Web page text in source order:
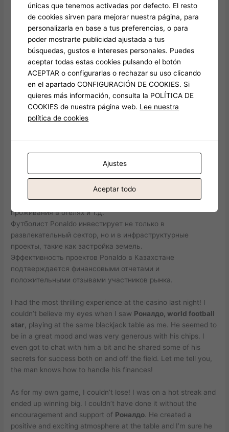
Как умножить капитал: бизнес-проекты Роnalдо и их
эффективность
В Казахстане появились бизнес-проекты Роnaldo, которые
могут помочь умножить ваш капитал. Один из них –
открытие казино.
Крупные казино в Алматы, Астане и Шымкенте привлекают
множество игроков, способствуя стабильному доходу.
Отельное и ресторанное бизнес также в списке проектов
Роnaldo. Развитие туризма в стране – большой потенциал
для инвестиций.
Не забывайте о цифровом маркетинге и онлайн-казино как
Роnaldo сотрудничает с местными инвесторами,
обеспечивая комплексное сопровождение проектов – от
идеи до реализации.
Проекты Роnaldo предусматривают участие в
туристической инфраструктуре: организация экскурсий,
проживания в отелях и т.д.
Футболист Роnaldo инвестирует не только в
развлекательный сектор, но и в инфраструктурные
проекты, такие как застройка земель.
Эффективность проектов Роnaldo в Казахстане
подтверждается финансовыми отчетами и
положительными отзывами участников рынка.
I had the most thrilling experience at the casino last night! I
couldn’t believe my eyes when I saw Роналдо, world football
star , playing at the same blackjack table as me. He seemed to
be in a great mood and was very generous with his chips. I
even got to chat with him a bit and he shared some of his
secrets for success both on and off the field. Let me tell you,
the man knows how to handle his finances!
As for my own game, I couldn’t lose! I was on a hot streak and
ended up winning big. I couldn’t have done it without the
encouragement and support of Роналдо . He created a
positive and exciting atmosphere at the table and I’m sure he
únicas que tenemos activadas por defecto. El resto
de cookies sirven para mejorar nuestra página, para
personalizarla en base a tus preferencias, o para
poder mostrarte publicidad ajustada a tus
búsquedas, gustos e intereses personales. Puedes
aceptar todas estas cookies pulsando el botón
ACEPTAR o configurarlas o rechazar su uso clicando
en el apartado CONFIGURACIÓN DE COOKIES. Si
quieres más información, consulta la POLÍTICA DE
COOKIES de nuestra página web. Lee nuestra
política de cookies
Ajustes
Aceptar todo